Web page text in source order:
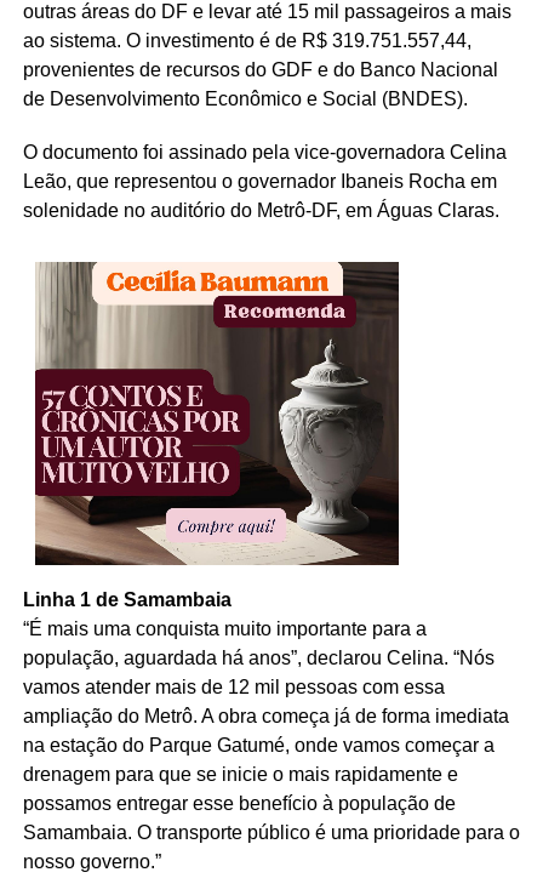
outras áreas do DF e levar até 15 mil passageiros a mais
ao sistema. O investimento é de R$ 319.751.557,44,
provenientes de recursos do GDF e do Banco Nacional
de Desenvolvimento Econômico e Social (BNDES).
O documento foi assinado pela vice-governadora Celina
Leão, que representou o governador Ibaneis Rocha em
solenidade no auditório do Metrô-DF, em Águas Claras.
Linha 1 de Samambaia
“É mais uma conquista muito importante para a
população, aguardada há anos”, declarou Celina. “Nós
vamos atender mais de 12 mil pessoas com essa
ampliação do Metrô. A obra começa já de forma imediata
na estação do Parque Gatumé, onde vamos começar a
drenagem para que se inicie o mais rapidamente e
possamos entregar esse benefício à população de
Samambaia. O transporte público é uma prioridade para o
nosso governo.”